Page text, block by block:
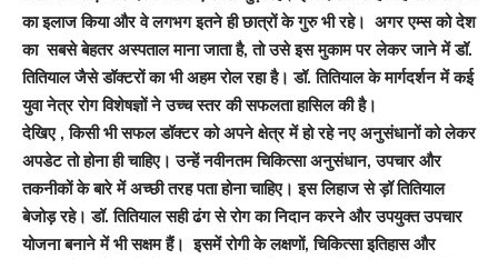
का इलाज किया और वे लगभग इतने ही छात्रों के गुरु भी रहे। अगर एम्स को देश
का सबसे बेहतर अस्पताल माना जाता है,तो उसे इस मुकाम पर लेकर जाने में डॉ.
तितियाल जैसे डॉक्टरों का भी अहम रोल रहा है। डॉ. तितियाल के मार्गदर्शन में कई
युवा नेत्र रोग विशेषज्ञों ने उच्च स्तर की सफलता हासिल की है।
देखिए ,किसी भी सफल डॉक्टर को अपने क्षेत्र में हो रहे नए अनुसंधानों को लेकर
अपडेट तो होना ही चाहिए। उन्हें नवीनतम चिकित्सा अनुसंधान,उपचार और
तकनीकों के बारे में अच्छी तरह पता होना चाहिए। इस लिहाज से ड़ॉ तितियाल
बेजोड़ रहे। डॉ. तितियाल सही ढंग से रोग का निदान करने और उपयुक्त उपचार
योजना बनाने में भी सक्षम हैं। इसमें रोगी के लक्षणों,चिकित्सा इतिहास और